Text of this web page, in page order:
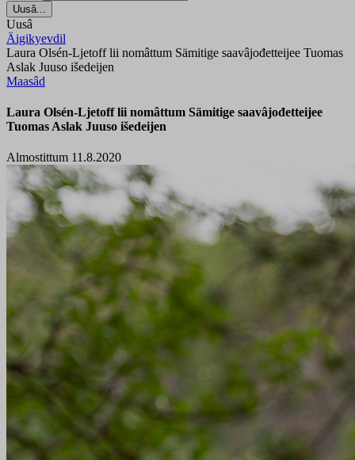
Uusâ...
Uusâ
Äigikyevdil
Laura Olsén-Ljetoff lii nomâttum Sämitige saavâjođetteijee Tuomas
Aslak Juuso išedeijen
Maasâd
Laura Olsén-Ljetoff lii nomâttum Sämitige saavâjođetteijee
Tuomas Aslak Juuso išedeijen
Almostittum 11.8.2020